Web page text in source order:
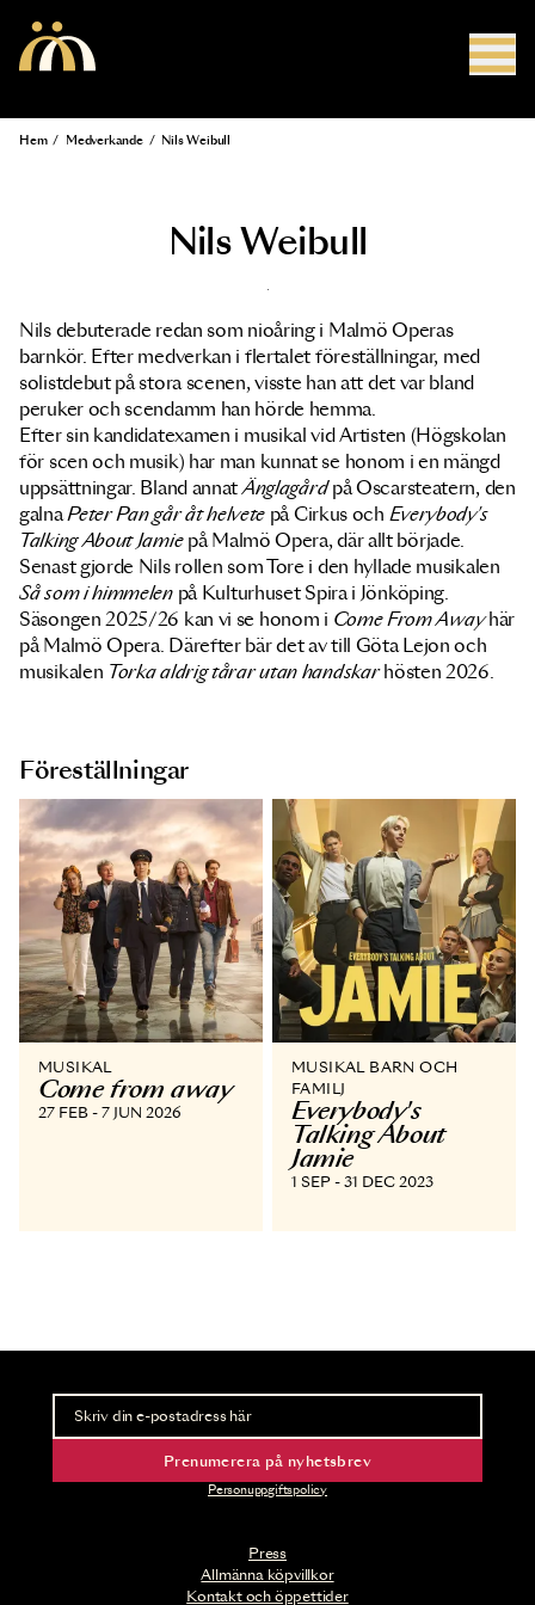
Länkstig
Hem / Medverkande / Nils Weibull
Nils Weibull
Nils debuterade redan som nioåring i Malmö Operas
barnkör. Efter medverkan i flertalet föreställningar, med
solistdebut på stora scenen, visste han att det var bland
peruker och scendamm han hörde hemma.
Efter sin kandidatexamen i musikal vid Artisten (Högskolan
för scen och musik) har man kunnat se honom i en mängd
uppsättningar. Bland annatÄnglagårdpå Oscarsteatern, den
galnaPeter Pan går åt helvete på Cirkus och Everybody's
Talking About Jamie på Malmö Opera, där allt började.
Senast gjorde Nils rollen som Tore i den hyllade musikalen
Så som i himmelenpå Kulturhuset Spira i Jönköping.
Säsongen 2025/26 kan vi se honom i Come From Awayhär
på Malmö Opera. Därefter bär det av till Göta Lejon och
musikalen Torka aldrig tårar utan handskarhösten 2026.
Föreställningar
MUSIKAL
Come from away
27 FEB - 7 JUN 2026
MUSIKAL BARN OCH
FAMILJ
Everybody's
Talking About
Jamie
1 SEP - 31 DEC 2023
Press
Allmänna köpvillkor
Kontakt och öppettider
Nyhetsbrev
Ta del av förhandsinformation och biljettsläpp.
Prenumerera på nyhetsbrev
Personuppgiftspolicy